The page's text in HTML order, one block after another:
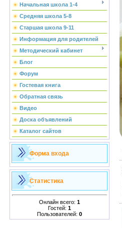
Начальная школа 1-4
Средняя школа 5-8
Старшая школа 9-11
Информация для родителей
Методический кабинет
Блог
Форум
Гостевая книга
Обратная связь
Видео
Доска объявлений
Каталог сайтов
Форма входа
Статистика
Онлайн всего: 1
Гостей: 1
Пользователей: 0